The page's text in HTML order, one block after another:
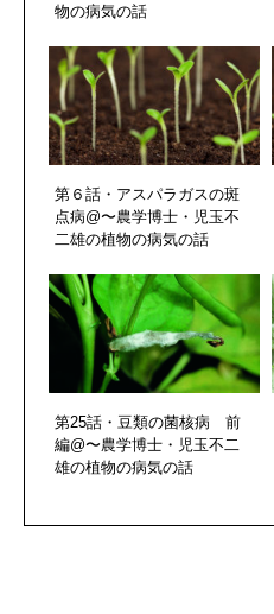
物の病気の話
第６話・アスパラガスの斑
点病@〜農学博士・児玉不
二雄の植物の病気の話
第25話・豆類の菌核病 前
編@〜農学博士・児玉不二
雄の植物の病気の話